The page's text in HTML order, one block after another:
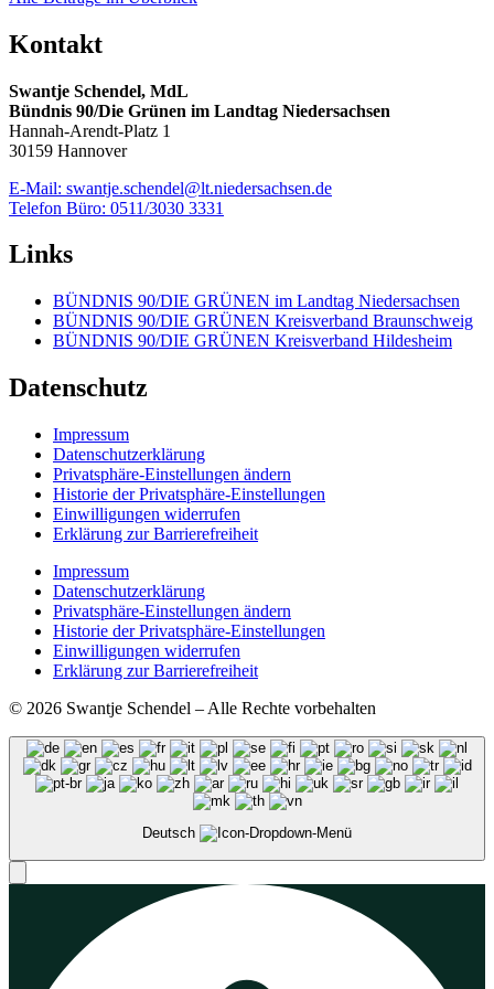
Kontakt
Swantje Schendel, MdL
Bündnis 90/Die Grünen im Landtag Niedersachsen
Hannah-Arendt-Platz 1
30159 Hannover
E-Mail: swantje.schendel@lt.niedersachsen.de
Telefon Büro: 0511/3030 3331
Links
BÜNDNIS 90/DIE GRÜNEN im Landtag Niedersachsen
BÜNDNIS 90/DIE GRÜNEN Kreisverband Braunschweig
BÜNDNIS 90/DIE GRÜNEN Kreisverband Hildesheim
Datenschutz
Impressum
Datenschutzerklärung
Privatsphäre-Einstellungen ändern
Historie der Privatsphäre-Einstellungen
Einwilligungen widerrufen
Erklärung zur Barrierefreiheit
Impressum
Datenschutzerklärung
Privatsphäre-Einstellungen ändern
Historie der Privatsphäre-Einstellungen
Einwilligungen widerrufen
Erklärung zur Barrierefreiheit
© 2026 Swantje Schendel – Alle Rechte vorbehalten
Deutsch